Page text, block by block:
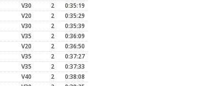
V30 2
0:35:19
V20 2
0:35:29
V30 2
0:35:39
V35 2
0:36:09
V20 2
0:36:50
V35 2
0:37:27
V35 2
0:37:33
V40 2
0:38:08